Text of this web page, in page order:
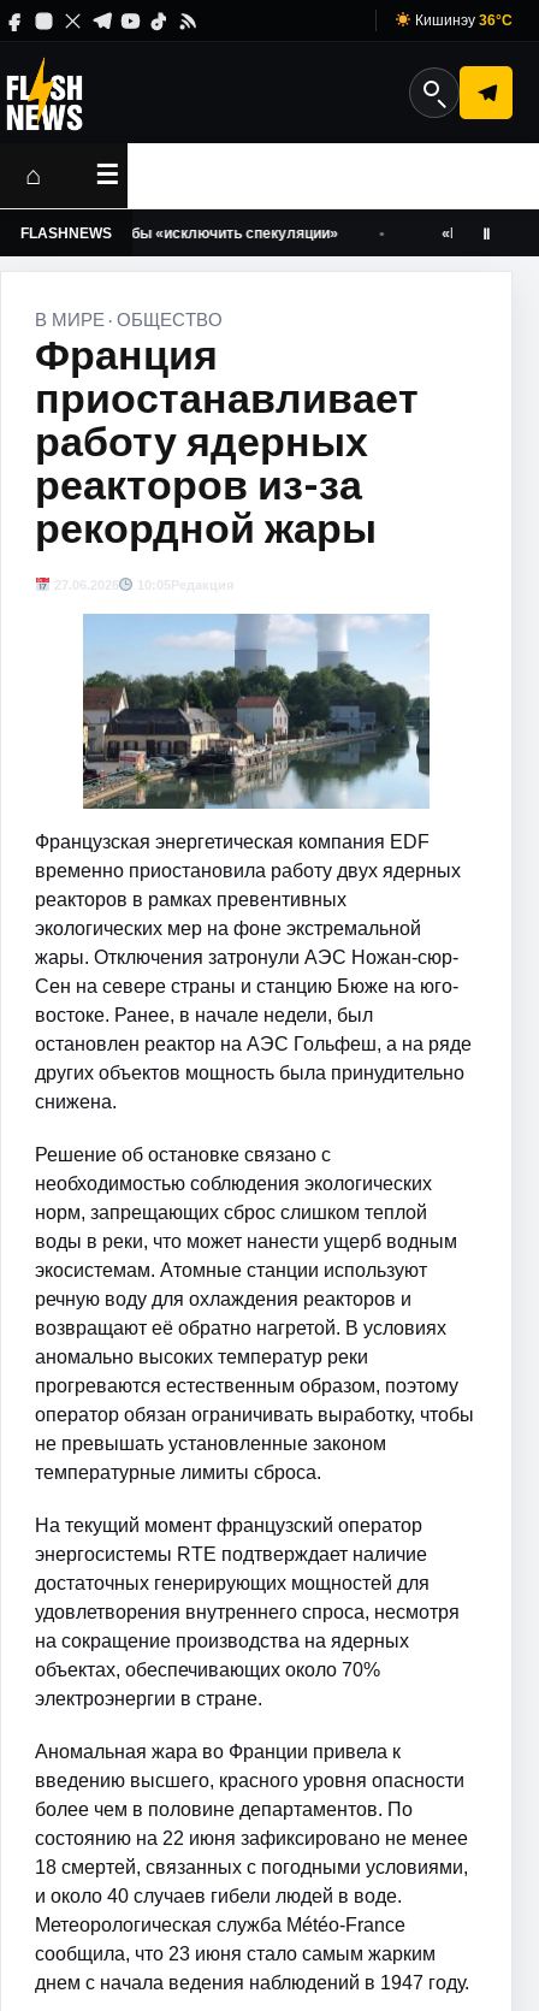
Кишинэу 36°C
⌂ ☰
FLASHNEWS
чтобы «исключить спекуляции» «Вода будет!»
Ⅱ
В МИРЕ · ОБЩЕСТВО
Франция
приостанавливает
работу ядерных
реакторов из-за
рекордной жары
27.06.2026 10:05Редакция
Французская энергетическая компания EDF
временно приостановила работу двух ядерных
реакторов в рамках превентивных
экологических мер на фоне экстремальной
жары. Отключения затронули АЭС Ножан-сюр-
Сен на севере страны и станцию Бюже на юго-
востоке. Ранее, в начале недели, был
остановлен реактор на АЭС Гольфеш, а на ряде
других объектов мощность была принудительно
снижена.
Решение об остановке связано с
необходимостью соблюдения экологических
норм, запрещающих сброс слишком теплой
воды в реки, что может нанести ущерб водным
экосистемам. Атомные станции используют
речную воду для охлаждения реакторов и
возвращают её обратно нагретой. В условиях
аномально высоких температур реки
прогреваются естественным образом, поэтому
оператор обязан ограничивать выработку, чтобы
не превышать установленные законом
температурные лимиты сброса.
На текущий момент французский оператор
энергосистемы RTE подтверждает наличие
достаточных генерирующих мощностей для
удовлетворения внутреннего спроса, несмотря
на сокращение производства на ядерных
объектах, обеспечивающих около 70%
электроэнергии в стране.
Аномальная жара во Франции привела к
введению высшего, красного уровня опасности
более чем в половине департаментов. По
состоянию на 22 июня зафиксировано не менее
18 смертей, связанных с погодными условиями,
и около 40 случаев гибели людей в воде.
Метеорологическая служба Météo-France
сообщила, что 23 июня стало самым жарким
днем с начала ведения наблюдений в 1947 году.